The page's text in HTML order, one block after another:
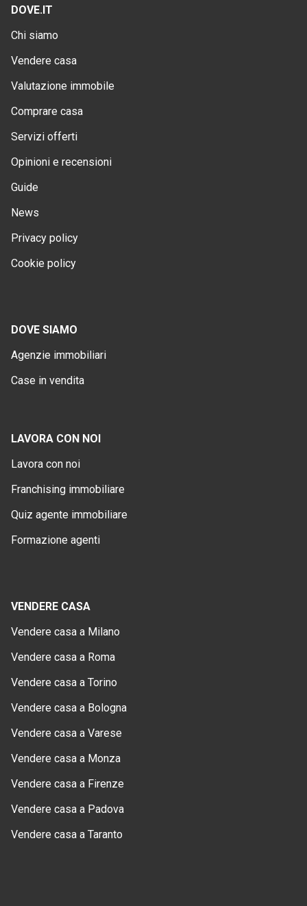
DOVE.IT
Chi siamo
Vendere casa
Valutazione immobile
Comprare casa
Servizi offerti
Opinioni e recensioni
Guide
News
Privacy policy
Cookie policy
DOVE SIAMO
Agenzie immobiliari
Case in vendita
LAVORA CON NOI
Lavora con noi
Franchising immobiliare
Quiz agente immobiliare
Formazione agenti
VENDERE CASA
Vendere casa a Milano
Vendere casa a Roma
Vendere casa a Torino
Vendere casa a Bologna
Vendere casa a Varese
Vendere casa a Monza
Vendere casa a Firenze
Vendere casa a Padova
Vendere casa a Taranto